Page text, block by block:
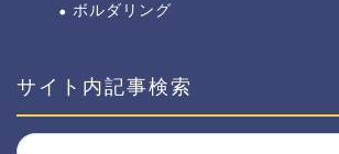
ボルダリング
サイト内記事検索